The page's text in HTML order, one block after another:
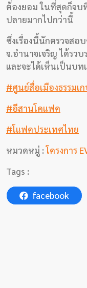
งาน
วิจัย
พอด
คาส
ต์
คลิป
เกี่ยว
ต้องยอม ในที่สุดก็จบ
ปลายมากไปกว่านี้
ซึ่งเรื่องนี้นักตรวจสอ
จ.อำนาจเจริญ ได้รว
และจะได้เห็นเป็นบท
#ศูนย์สื่อเมืองธรรมเ
#อีสานโคแฟค
#โแฟคประเทศไทย
หมวดหมู่ :โครงการ
Tags :
facebook